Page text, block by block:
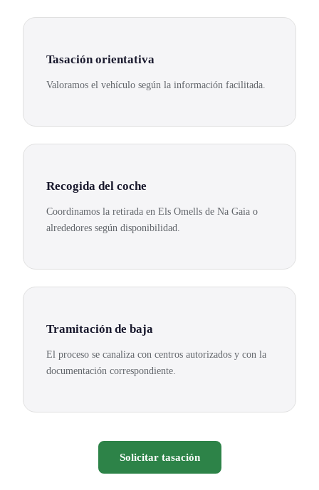
Tasación orientativa
Valoramos el vehículo según la información facilitada.
Recogida del coche
Coordinamos la retirada en Els Omells de Na Gaia o
alrededores según disponibilidad.
Tramitación de baja
El proceso se canaliza con centros autorizados y con la
documentación correspondiente.
Solicitar tasación